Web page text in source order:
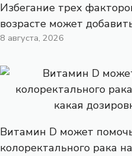
Избегание трех
возрасте может
8 августа, 2026
Витамин D может
колоректального рака